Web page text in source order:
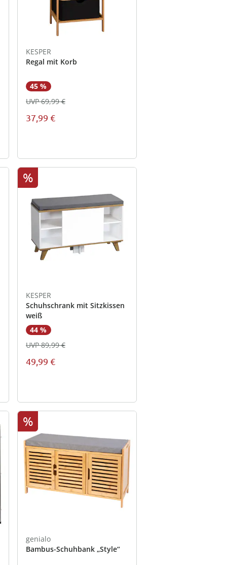
KESPER
Regal mit Korb
45 %
37,99 €
UVP 69,99 €
%
KESPER
Schuhschrank mit Sitzkissen
weiß
44 %
49,99 €
UVP 89,99 €
%
genialo
Bambus-Schuhbank „Style“